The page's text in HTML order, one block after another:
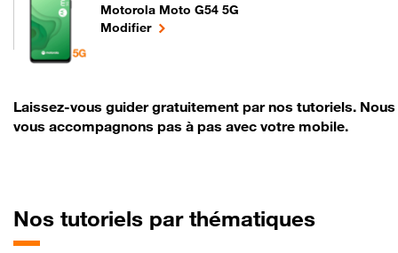
Laissez-vous guider gratuitement par nos tutoriels. Nous
vous accompagnons pas à pas avec votre mobile.
Motorola Moto G54 5G
pour votre Motorola Moto G54 5G ou
Modifierle téléphone sélectionné
Nos tutoriels par thématiquespour